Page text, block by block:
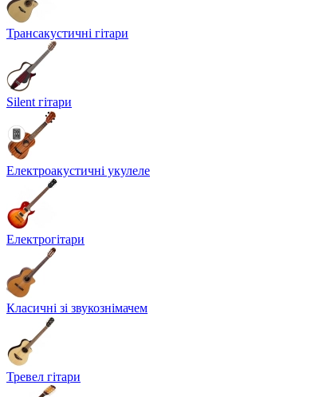
Трансакустичні гітари
Silent гітари
Електроакустичні укулеле
Електрогітари
Класичні зі звукознімачем
Тревел гітари